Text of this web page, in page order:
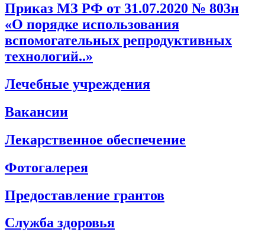
Приказ МЗ РФ от 31.07.2020 № 803н
«О порядке использования
вспомогательных репродуктивных
технологий..»
Лечебные учреждения
Вакансии
Лекарственное обеспечение
Фотогалерея
Предоставление грантов
Служба здоровья